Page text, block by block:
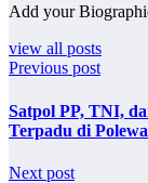
Add your
view all posts
Previous post
Satpol PP, TNI,
Terpadu di
Next post